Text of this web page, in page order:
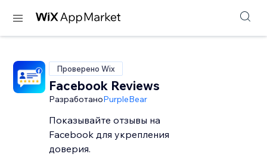
Проверено Wix
Facebook Reviews
РазработаноPurpleBear
Показывайте отзывы на
Facebook для укрепления
доверия.